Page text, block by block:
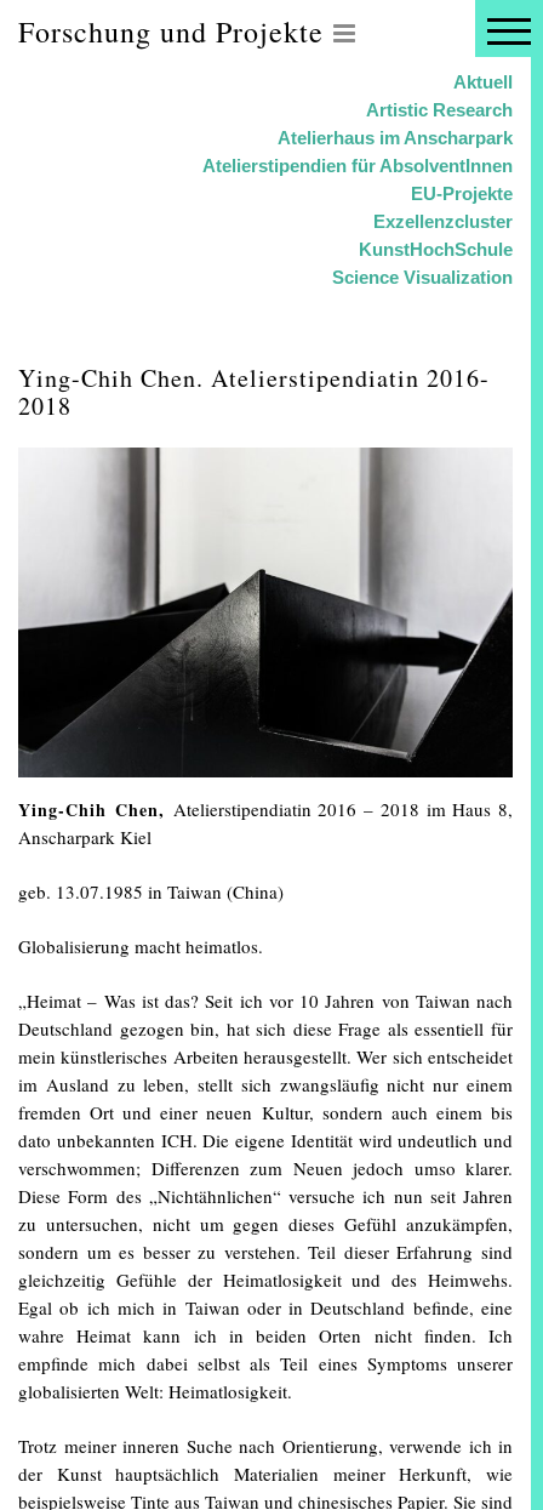
Forschung und Projekte
Aktuell
Artistic Research
Atelierhaus im Anscharpark
Atelierstipendien für AbsolventInnen
EU-Projekte
Exzellenzcluster
KunstHochSchule
Science Visualization
Ying-Chih Chen. Atelierstipendiatin 2016-
2018
Ying-Chih Chen, Atelierstipendiatin 2016 – 2018 im Haus 8,
Anscharpark Kiel
geb. 13.07.1985 in Taiwan (China)
Globalisierung macht heimatlos.
„Heimat – Was ist das? Seit ich vor 10 Jahren von Taiwan nach
Deutschland gezogen bin, hat sich diese Frage als essentiell für
mein künstlerisches Arbeiten herausgestellt. Wer sich entscheidet
im Ausland zu leben, stellt sich zwangsläufig nicht nur einem
fremden Ort und einer neuen Kultur, sondern auch einem bis
dato unbekannten ICH. Die eigene Identität wird undeutlich und
verschwommen; Differenzen zum Neuen jedoch umso klarer.
Diese Form des „Nichtähnlichen“ versuche ich nun seit Jahren
zu untersuchen, nicht um gegen dieses Gefühl anzukämpfen,
sondern um es besser zu verstehen. Teil dieser Erfahrung sind
gleichzeitig Gefühle der Heimatlosigkeit und des Heimwehs.
Egal ob ich mich in Taiwan oder in Deutschland befinde, eine
wahre Heimat kann ich in beiden Orten nicht finden. Ich
empfinde mich dabei selbst als Teil eines Symptoms unserer
globalisierten Welt: Heimatlosigkeit.
Trotz meiner inneren Suche nach Orientierung, verwende ich in
der Kunst hauptsächlich Materialien meiner Herkunft, wie
beispielsweise Tinte aus Taiwan und chinesisches Papier. Sie sind